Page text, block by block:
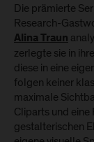
Die prämierte
Research-
Alina Traun
zerlegte sie in
diese in eine
folgen keiner
maximale
Cliparts und
gestalterischen